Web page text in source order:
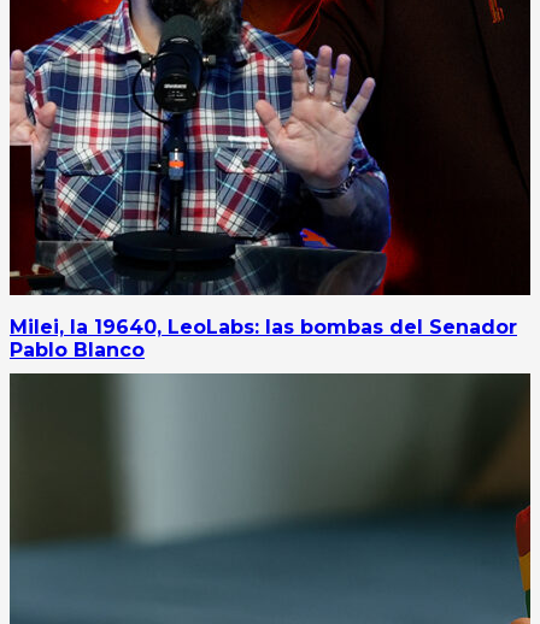
Milei, la 19640, LeoLabs: las bombas del Senador
Pablo Blanco